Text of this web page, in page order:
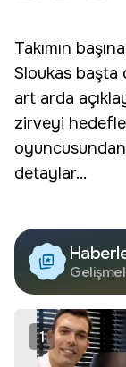
Takımın başına
Sloukas başta
art arda
zirveyi
detaylar...
Edin
1